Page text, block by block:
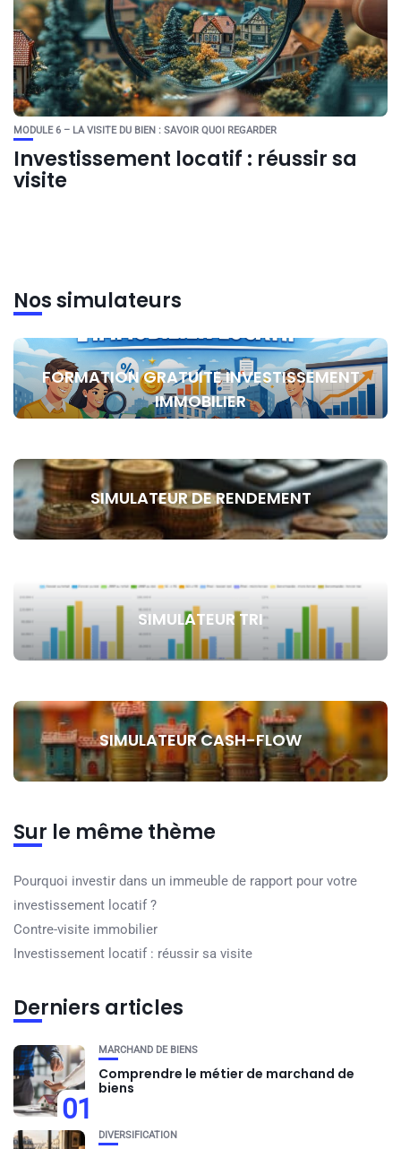
MODULE 6 – LA VISITE DU BIEN : SAVOIR QUOI REGARDER
Investissement locatif : réussir sa
visite
Nos simulateurs
FORMATION GRATUITE INVESTISSEMENT
IMMOBILIER
SIMULATEUR DE RENDEMENT
SIMULATEUR TRI
SIMULATEUR CASH-FLOW
Sur le même thème
Pourquoi investir dans un immeuble de rapport pour votre
investissement locatif ?
Contre-visite immobilier
Investissement locatif : réussir sa visite
Derniers articles
01
MARCHAND DE BIENS
Comprendre le métier de marchand de
biens
DIVERSIFICATION